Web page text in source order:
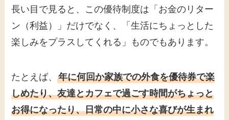
長い目で見ると、この優待制度は「お金のリター
ン（利益）」だけでなく、「生活にちょっとした
楽しみをプラスしてくれる」ものでもあります。
たとえば、年に何回か家族での外食を優待券で楽
しめたり、友達とカフェで過ごす時間がちょっと
お得になったり、日常の中に小さな喜びが生まれ